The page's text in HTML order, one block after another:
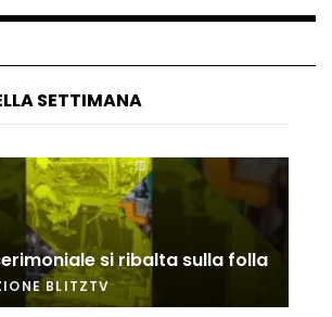
di paura
aereo a Mogadiscio, aereo
il controllo
ecco come gli F16 intercettano
SETTIMANA
si ribalta sulla folla
BLITZTV